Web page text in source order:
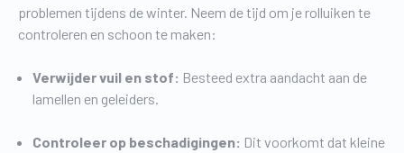
problemen tijdens de winter. Neem de tijd om je rolluiken te
controleren en schoon te maken:
Verwijder vuil en stof: Besteed extra aandacht aan de
lamellen en geleiders.
Controleer op beschadigingen: Dit voorkomt dat kleine